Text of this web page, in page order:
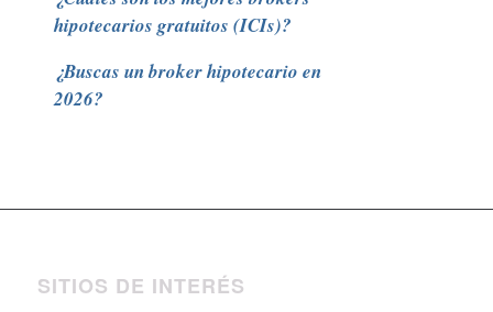
hipotecarios gratuitos (ICIs)?
¿Buscas un broker hipotecario en
2026?
SITIOS DE INTERÉS